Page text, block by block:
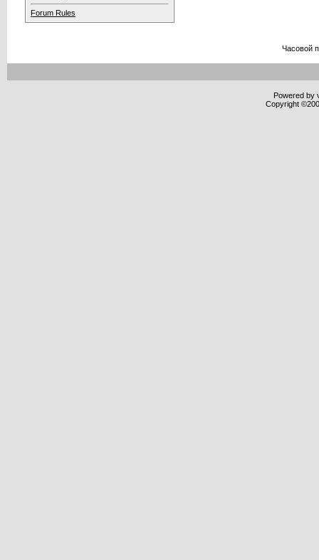
Forum Rules
Часовой
Powered by
Copyright